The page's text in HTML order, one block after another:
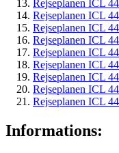
Rejseplanen ICL
Rejseplanen ICL
Rejseplanen ICL
Rejseplanen ICL
Rejseplanen ICL
Rejseplanen ICL
Rejseplanen ICL
Rejseplanen ICL
Rejseplanen ICL
Informations: